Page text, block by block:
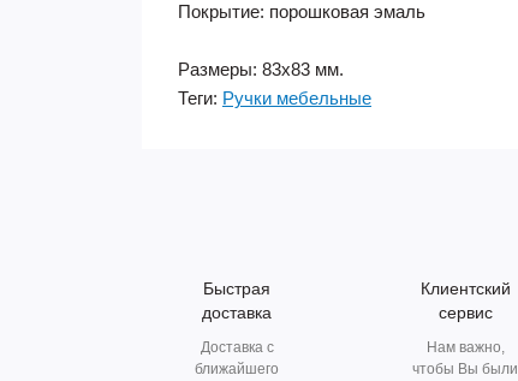
Покрытие: порошковая эмаль
Размеры: 83х83 мм.
Теги: Ручки мебельные
Быстрая
доставка
Доставка с
ближайшего
Клиентский
сервис
Нам важно,
чтобы Вы были